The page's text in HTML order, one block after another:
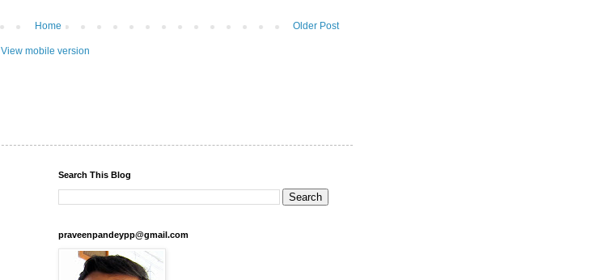
Older Post
Home
View mobile version
Search This Blog
praveenpandeypp@gmail.com